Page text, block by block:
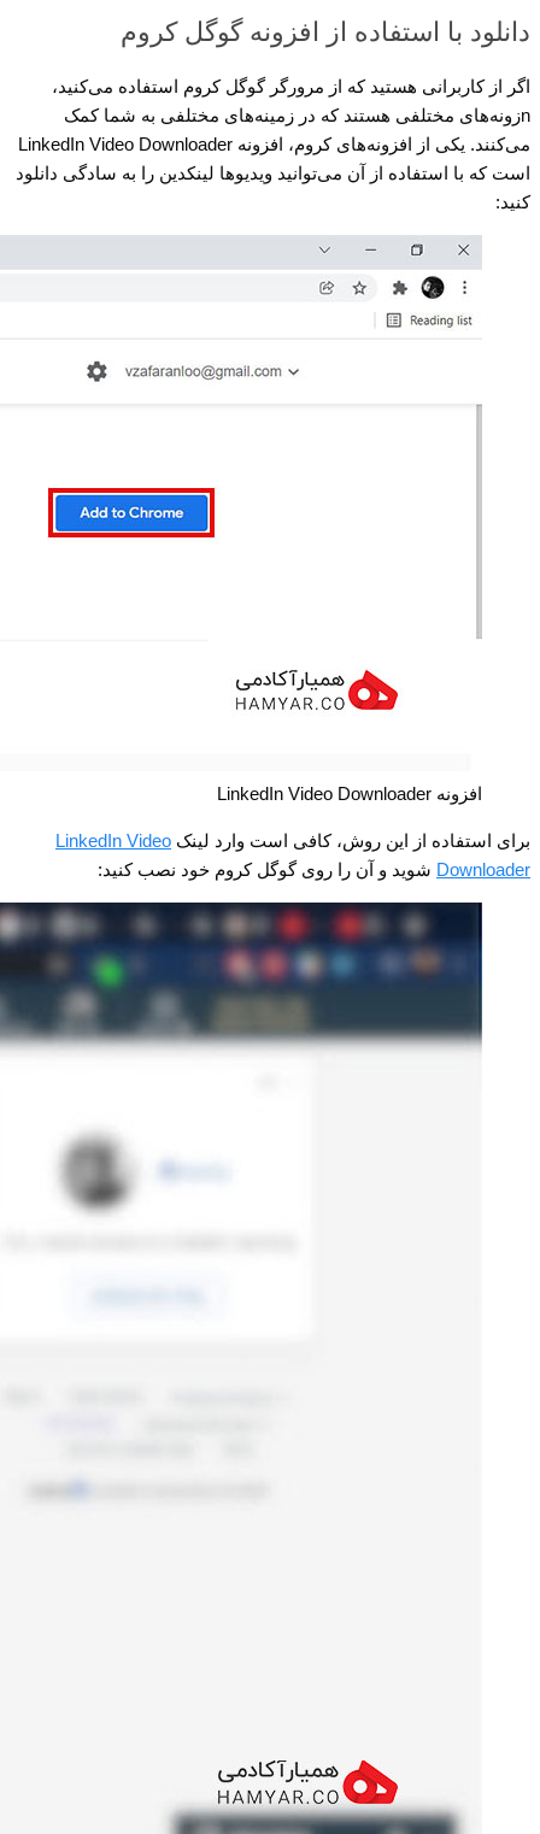
دانلود با استفاده از افزونه گوگل کروم
اگر از کاربرانی هستید که از مرورگر گوگل کروم استفاده می‌کنید،
nزونه‌های مختلفی هستند که در زمینه‌های مختلفی به شما کمک
می‌کنند. یکی از افزونه‌های کروم، افزونه LinkedIn Video Downloader
است که با استفاده از آن می‌توانید ویدیوها لینکدین را به سادگی دانلود
کنید:
افزونه LinkedIn Video Downloader
برای استفاده از این روش، کافی است وارد لینک LinkedIn Video
Downloader شوید و آن را روی گوگل کروم خود نصب کنید: